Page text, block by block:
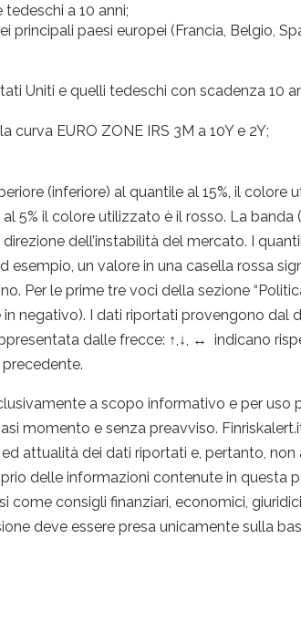
a 10 anni;
principali paesi europei (Francia, Belgio,
Uniti e quelli tedeschi con scadenza 10
EURO ZONE IRS 3M a 10Y e 2Y;
(inferiore) al quantile al 15%, il colore
5% il colore utilizzato è il rosso. La banda
dell’instabilità del mercato. I
esempio, un valore in una casella rossa
Per le prime tre voci della sezione
negativo). I dati riportati provengono dal
dalle frecce: ↑,↓, ↔ indicano
a scopo informativo e per uso
momento e senza preavviso.
attualità dei dati riportati e, pertanto, non
delle informazioni contenute in questa
consigli finanziari, economici,
deve essere presa unicamente sulla